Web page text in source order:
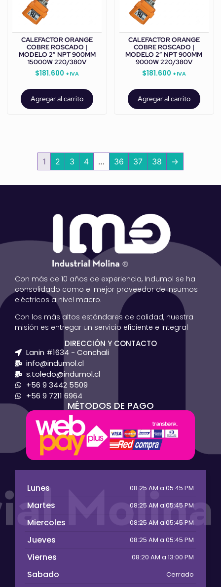
CALEFACTOR ORANGE
COBRE ROSCADO |
MODELO 2” NPT 900MM
15000W 220/380V
$181.600 +IVA
Agregar al carrito
CALEFACTOR ORANGE
COBRE ROSCADO |
MODELO 2” NPT 900MM
9000W 220/380V
$181.600 +IVA
Agregar al carrito
1 2 3 4 … 36 37 38 →
Con más de 10 años de experiencia, Indumol se ha
consolidado como el mejor proveedor de insumos
eléctricos a nivel macro.
Con los más altos estándares de calidad, nuestra
misión es entregar un servicio eficiente e integral
DIRECCIÓN Y CONTACTO
Lanin #1634 - Conchali
info@indumol.cl
s.toledo@indumol.cl
+56 9 3442 5509
+56 9 7211 6964
MÉTODOS DE PAGO
Lunes 08:25 AM a 05:45 PM
Martes 08:25 AM a 05:45 PM
Miercoles 08:25 AM a 05:45 PM
Jueves 08:25 AM a 05:45 PM
Viernes 08:20 AM a 13:00 PM
Sabado Cerrado